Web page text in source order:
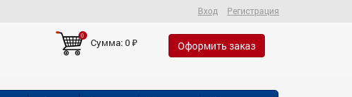
Вход Регистрация
0
Сумма:0₽ Оформить заказ